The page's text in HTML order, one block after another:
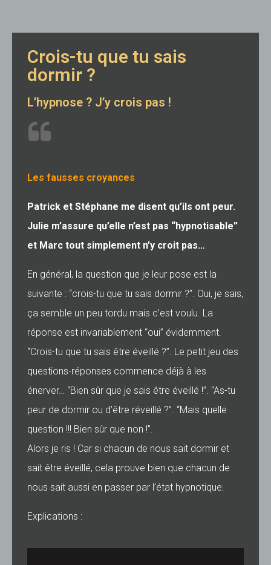
Crois-tu que tu sais
dormir ?
L’hypnose ? J’y crois pas !
Les fausses croyances
Patrick et Stéphane me disent qu’ils ont peur.
Julie m’assure qu’elle n’est pas “hypnotisable”
et Marc tout simplement n’y croit pas…
En général, la question que je leur pose est la
suivante : “crois-tu que tu sais dormir ?”. Oui, je sais,
ça semble un peu tordu mais c’est voulu. La
réponse est invariablement “oui” évidemment.
“Crois-tu que tu sais être éveillé ?”. Le petit jeu des
questions-réponses commence déjà à les
énerver… “Bien sûr que je sais être éveillé !”. “As-tu
peur de dormir ou d’être réveillé ?”. “Mais quelle
question !!! Bien sûr que non !”.
Alors je ris ! Car si chacun de nous sait dormir et
sait être éveillé, cela prouve bien que chacun de
nous sait aussi en passer par l’état hypnotique.
Explications :